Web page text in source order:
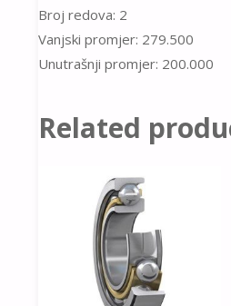
Broj redova: 2
Vanjski promjer: 279.500
Unutrašnji promjer: 200.000
Related